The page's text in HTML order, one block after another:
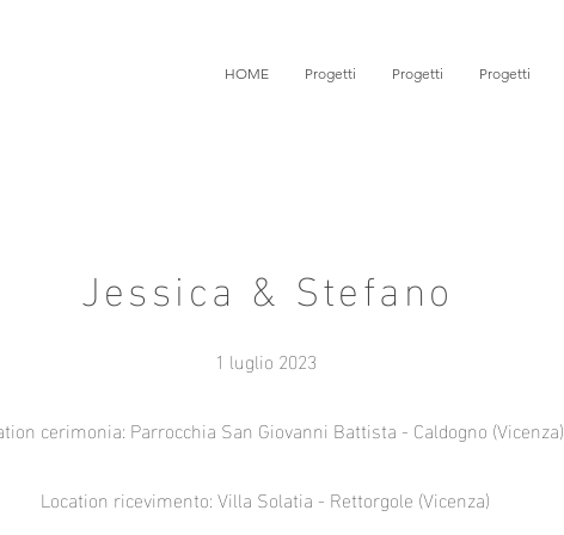
HOME Progetti Progetti Progetti
Jessica & Stefano
1 luglio 2023
cerimonia: Parrocchia San Giovanni Battista - Caldogno (Vicenza)
Location ricevimento: Villa Solatia - Rettorgole (Vicenza)